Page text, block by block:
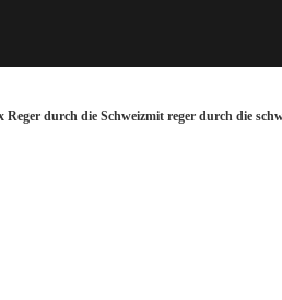
Reger durch die Schweizmit reger durch die